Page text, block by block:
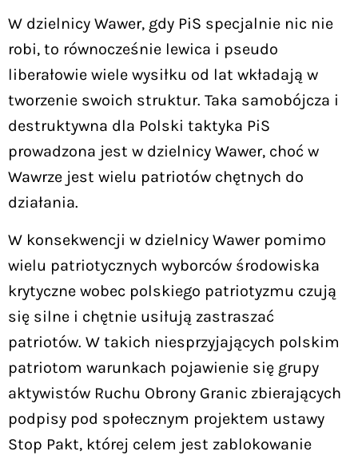
W dzielnicy Wawer, gdy PiS specjalnie nic nie
robi, to równocześnie lewica i pseudo
liberałowie wiele wysiłku od lat wkładają w
tworzenie swoich struktur. Taka samobójcza i
destruktywna dla Polski taktyka PiS
prowadzona jest w dzielnicy Wawer, choć w
Wawrze jest wielu patriotów chętnych do
działania.
W konsekwencji w dzielnicy Wawer pomimo
wielu patriotycznych wyborców środowiska
krytyczne wobec polskiego patriotyzmu czują
się silne i chętnie usiłują zastraszać
patriotów. W takich niesprzyjających polskim
patriotom warunkach pojawienie się grupy
aktywistów Ruchu Obrony Granic zbierających
podpisy pod społecznym projektem ustawy
Stop Pakt, której celem jest zablokowanie